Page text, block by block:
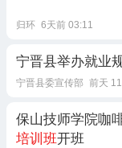
归环 6天前 03:11
宁晋县举办就业
宁晋县委宣传部 前天
保山技师学院咖
培训班开班